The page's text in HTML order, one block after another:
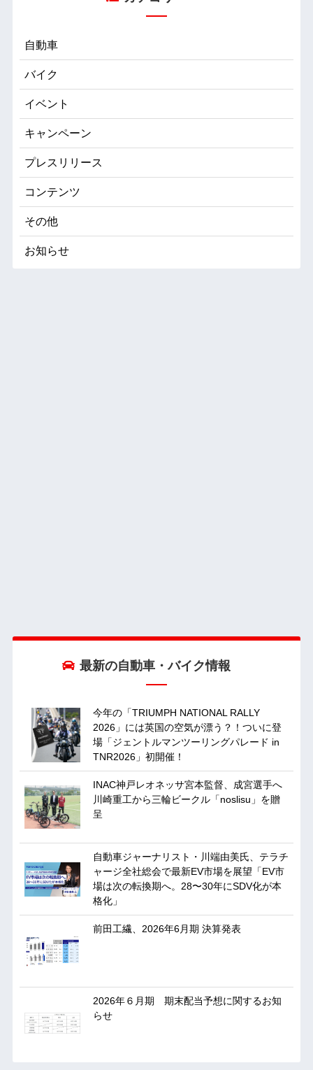
自動車
バイク
イベント
キャンペーン
プレスリリース
コンテンツ
その他
お知らせ
最新の自動車・バイク情報
今年の「TRIUMPH NATIONAL RALLY
2026」には英国の空気が漂う？！ついに登
場「ジェントルマンツーリングパレード in
TNR2026」初開催！
INAC神戸レオネッサ宮本監督、成宮選手へ
川崎重工から三輪ビークル「noslisu」を贈
呈
自動車ジャーナリスト・川端由美氏、テラチ
ャージ全社総会で最新EV市場を展望「EV市
場は次の転換期へ。28〜30年にSDV化が本
格化」
前田工繊、2026年6月期 決算発表
2026年６月期 期末配当予想に関するお知
らせ